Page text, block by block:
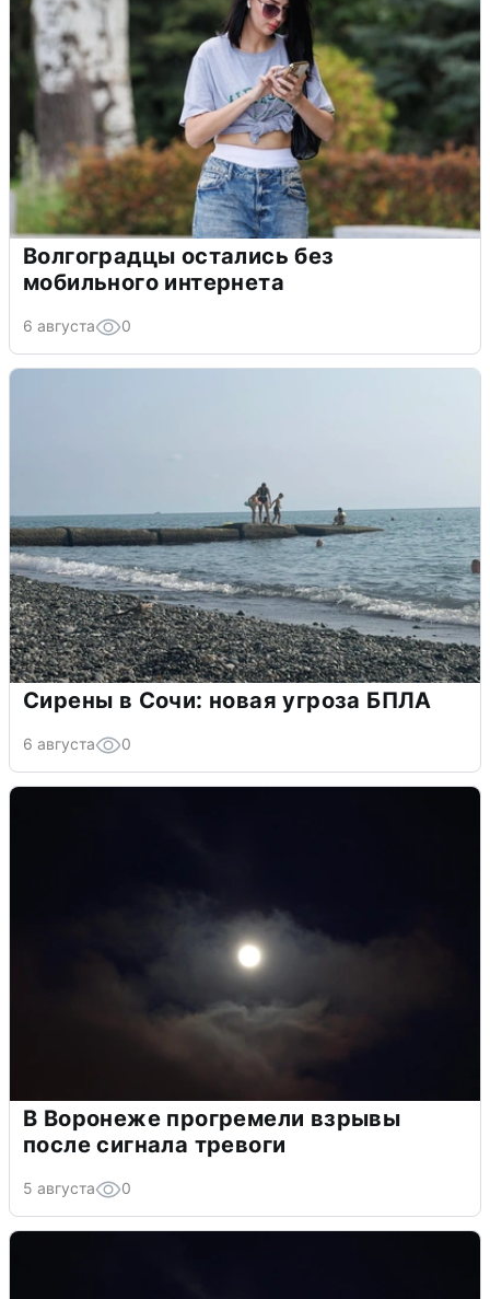
Волгоградцы остались без
мобильного интернета
6 августа 0
Сирены в Сочи: новая угроза БПЛА
6 августа 0
В Воронеже прогремели взрывы
после сигнала тревоги
5 августа 0